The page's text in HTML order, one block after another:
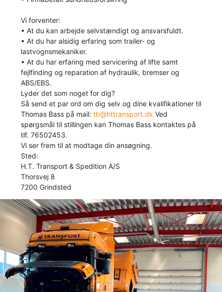
Vi forventer:
• At du kan arbejde selvstændigt og ansvarsfuldt.
• At du har alsidig erfaring som trailer- og
lastvognsmekaniker.
• At du har erfaring med servicering af lifte samt
fejlfinding og reparation af hydraulik, bremser og
ABS/EBS.
Lyder det som noget for dig?
Så send et par ord om dig selv og dine kvalifikationer til
Thomas Bass på mail: tb@httransport.dk Ved
spørgsmål til stillingen kan Thomas Bass kontaktes på
tlf. 76502453.
Vi ser frem til at modtage din ansøgning.
Sted:
H.T. Transport & Spedition A/S
Thorsvej 8
7200 Grindsted